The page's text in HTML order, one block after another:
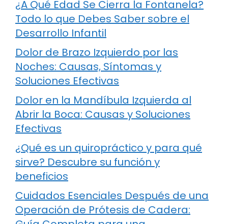
¿A Qué Edad Se Cierra la Fontanela?
Todo lo que Debes Saber sobre el
Desarrollo Infantil
Dolor de Brazo Izquierdo por las
Noches: Causas, Síntomas y
Soluciones Efectivas
Dolor en la Mandíbula Izquierda al
Abrir la Boca: Causas y Soluciones
Efectivas
¿Qué es un quiropráctico y para qué
sirve? Descubre su función y
beneficios
Cuidados Esenciales Después de una
Operación de Prótesis de Cadera: